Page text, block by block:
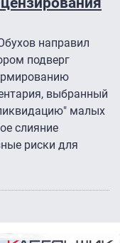
направил
подверг
выбранный
малых
слияние
риски для